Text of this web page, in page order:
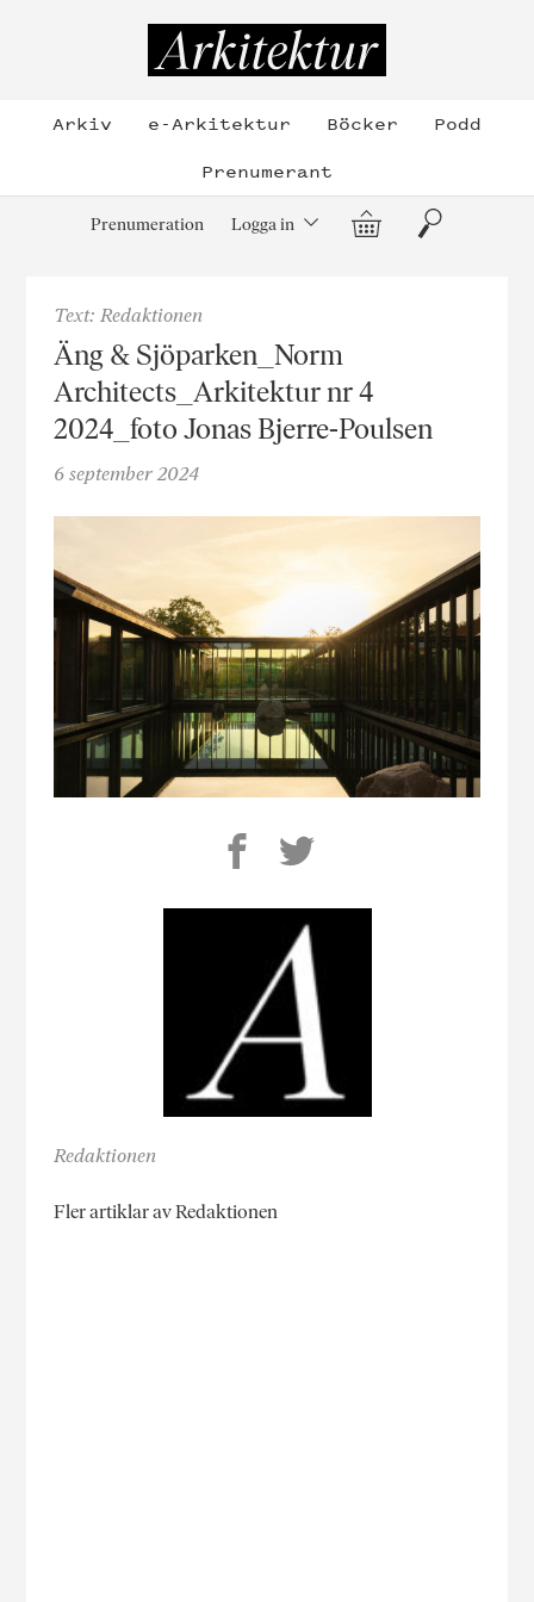
Arkiv e-Arkitektur Böcker
Podd
Prenumerant
Prenumeration Logga in Varukorg
Sök
Text: Redaktionen
Äng & Sjöparken_Norm
Architects_Arkitektur nr 4
2024_foto Jonas Bjerre-Poulsen
6 september 2024
Redaktionen
Fler artiklar av Redaktionen